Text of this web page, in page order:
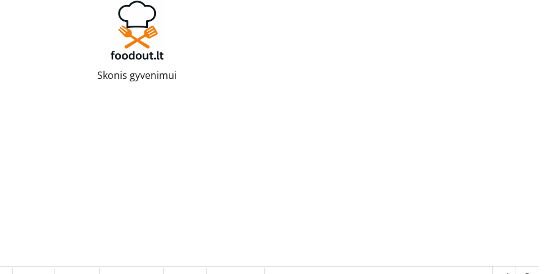
Skonis gyvenimui